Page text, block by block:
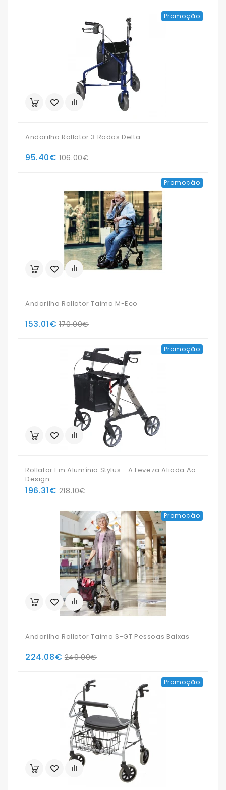
Promoção
Andarilho Rollator 3 Rodas Delta
95.40€ 106.00€
Promoção
Andarilho Rollator Taima M-Eco
153.01€ 170.00€
Promoção
Rollator Em Alumínio Stylus - A Leveza Aliada Ao
Design
196.31€ 218.10€
Promoção
Andarilho Rollator Taima S-GT Pessoas Baixas
224.08€ 249.00€
Promoção